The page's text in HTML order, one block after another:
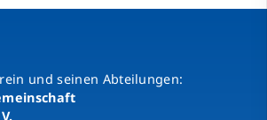
und seinen Abteilungen: